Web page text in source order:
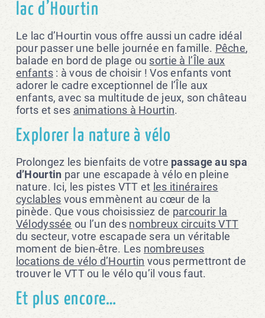
lac d’Hourtin
Le lac d’Hourtin vous offre aussi un cadre idéal
pour passer une belle journée en famille. Pêche,
balade en bord de plage ou sortie à l’Île aux
enfants: à vous de choisir ! Vos enfants vont
adorer le cadre exceptionnel de l’Île aux
enfants, avec sa multitude de jeux, son château
forts et ses animations à Hourtin.
Explorer la nature à vélo
Prolongez les bienfaits de votre passage au spa
d’Hourtin par une escapade à vélo en pleine
nature. Ici, les pistes VTT et les itinéraires
cyclables vous emmènent au cœur de la
pinède. Que vous choisissiez de parcourir la
Vélodyssée ou l’un des nombreux circuits VTT
du secteur, votre escapade sera un véritable
moment de bien-être. Les nombreuses
locations de vélo d’Hourtin vous permettront de
trouver le VTT ou le vélo qu’il vous faut.
Et plus encore…